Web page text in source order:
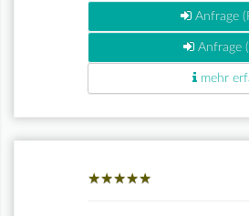
Anfrage
Anfrage
mehr
★★★★★
★★★★★